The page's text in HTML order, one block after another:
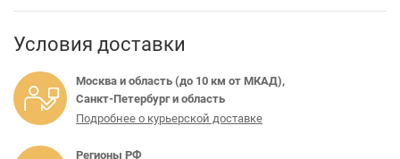
Условия доставки
Москва и область (до 10 км от МКАД),
Санкт-Петербург и область
Подробнее о курьерской доставке
Регионы РФ